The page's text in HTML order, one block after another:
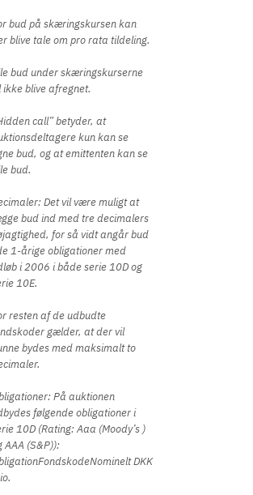
bud på skæringskursen kan
blive tale om pro rata tildeling.
bud under skæringskurserne
ikke blive afregnet.
call” betyder, at
kun kan se
bud, og at emittenten kan se
bud.
Det vil være muligt at
bud ind med tre decimalers
for så vidt angår bud
1-årige obligationer med
i 2006 i både serie 10D og
10E.
resten af de udbudte
gælder, at der vil
bydes med maksimalt to
På auktionen
følgende obligationer i
10D (Rating: Aaa (Moody’s )
AAA (S&P)):
DKK